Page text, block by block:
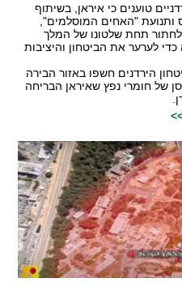
טוענים כי איראן, בשיתוף
"האחים המוסלמים",
תחת שלטונו של המלך
לערער את הביטחון והיציבות
הירדנים חשפו באזור הבירה
של חומרי נפץ שאיראן הבריחה